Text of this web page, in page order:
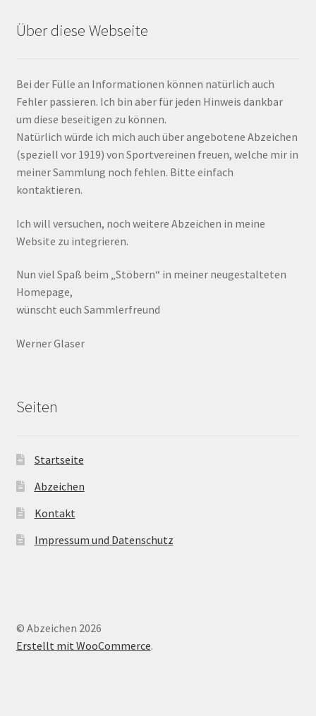
Über diese Webseite
Bei der Fülle an Informationen können natürlich auch
Fehler passieren. Ich bin aber für jeden Hinweis dankbar
um diese beseitigen zu können.
Natürlich würde ich mich auch über angebotene Abzeichen
(speziell vor 1919) von Sportvereinen freuen, welche mir in
meiner Sammlung noch fehlen. Bitte einfach
kontaktieren.
Ich will versuchen, noch weitere Abzeichen in meine
Website zu integrieren.
Nun viel Spaß beim „Stöbern“ in meiner neugestalteten
Homepage,
wünscht euch Sammlerfreund
Werner Glaser
Seiten
Startseite
Abzeichen
Kontakt
Impressum und Datenschutz
© Abzeichen 2026
Erstellt mit WooCommerce.